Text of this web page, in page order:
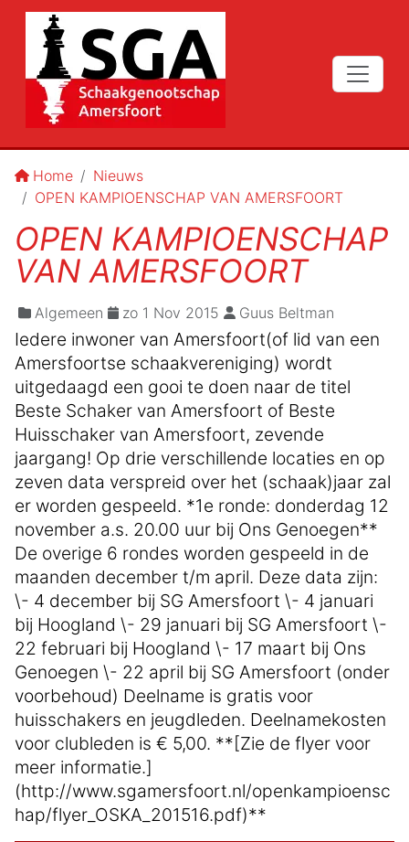
Home
Nieuws
OPEN KAMPIOENSCHAP VAN AMERSFOORT
OPEN KAMPIOENSCHAP
VAN AMERSFOORT
Algemeen zo 1 Nov 2015 Guus Beltman
Iedere inwoner van Amersfoort(of lid van een
Amersfoortse schaakvereniging) wordt
uitgedaagd een gooi te doen naar de titel
Beste Schaker van Amersfoort of Beste
Huisschaker van Amersfoort, zevende
jaargang! Op drie verschillende locaties en op
zeven data verspreid over het (schaak)jaar zal
er worden gespeeld. *1e ronde: donderdag 12
november a.s. 20.00 uur bij Ons Genoegen**
De overige 6 rondes worden gespeeld in de
maanden december t/m april. Deze data zijn:
\- 4 december bij SG Amersfoort \- 4 januari
bij Hoogland \- 29 januari bij SG Amersfoort \-
22 februari bij Hoogland \- 17 maart bij Ons
Genoegen \- 22 april bij SG Amersfoort (onder
voorbehoud) Deelname is gratis voor
huisschakers en jeugdleden. Deelnamekosten
voor clubleden is € 5,00. **[Zie de flyer voor
meer informatie.]
(http://www.sgamersfoort.nl/openkampioensc
hap/flyer_OSKA_201516.pdf)**